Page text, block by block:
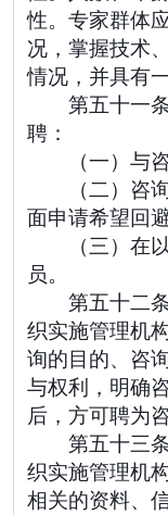
性。专家群体
况，掌握技术
情况，并具有
第五十一条
聘：
（一）与咨
（二）咨询
面申请希望回
（三）在以
员。
第五十二条
织实施管理机
询的目的、咨
与权利，明确
后，方可聘为
第五十三条
织实施管理机
相关的资料、